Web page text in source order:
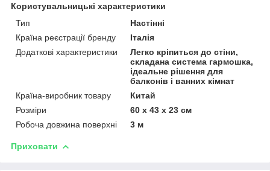
Користувальницькі характеристики
Тип
Настінні
Країна реєстрації бренду
Італія
Додаткові характеристики
Легко кріпиться до стіни,
складана система гармошка,
ідеальне рішення для
балконів і ванних кімнат
Країна-виробник товару
Китай
Розміри
60 х 43 х 23 см
Робоча довжина поверхні
3 м
Приховати